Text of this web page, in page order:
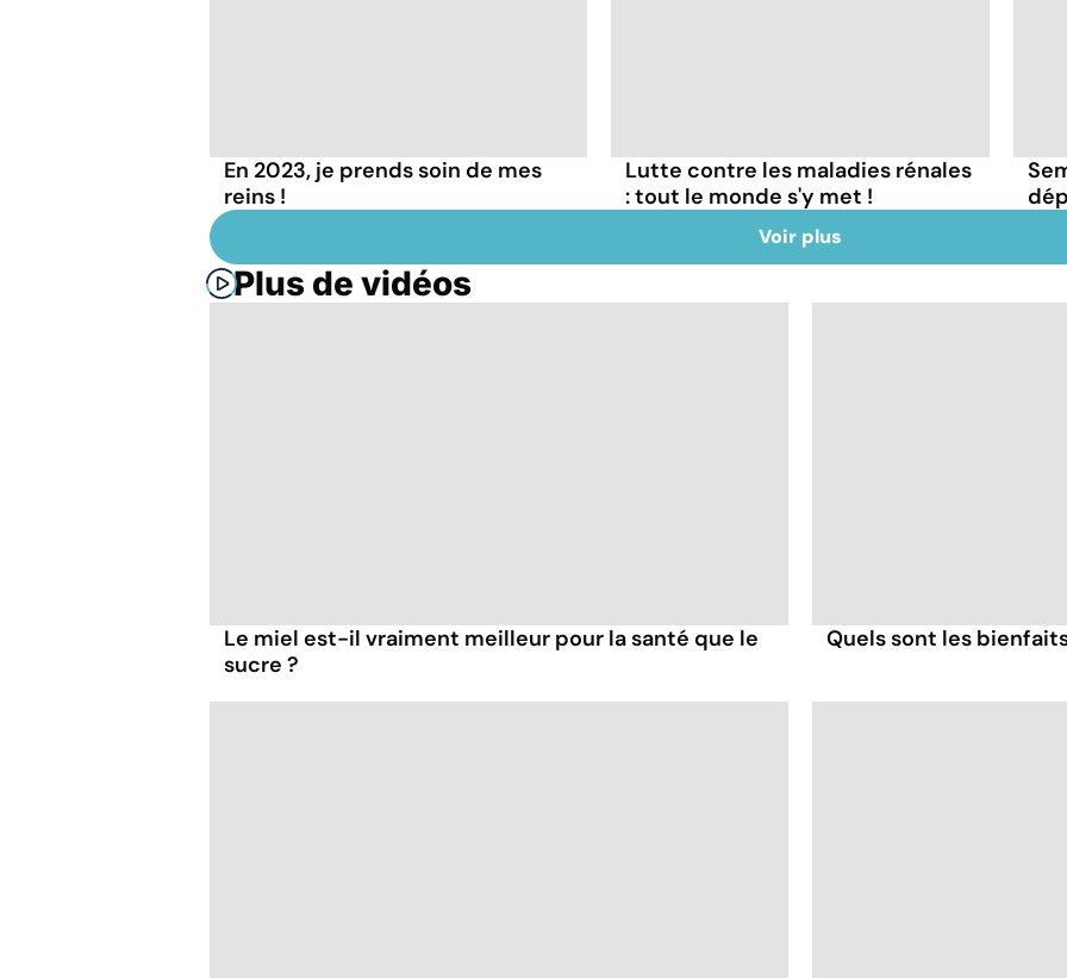
En 2023, je prends soin de mes
reins !
Lutte contre les maladies rénales
: tout le monde s'y met !
Voir plus
Plus de vidéos
Le miel est-il vraiment meilleur pour la santé que le
sucre ?
Quels sont les